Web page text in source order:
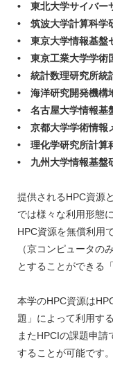
• 東北大学サイバー
• 筑波大学計算科学
• 東京大学情報基盤
• 東京工業大学学術
• 統計数理研究所統
• 海洋研究開発機構
• 名古屋大学情報基
• 京都大学学術情報
• 理化学研究所計算
• 九州大学情報基盤
提供されるHPC資源
では様々な利用形態
HPC資源を無償利用
（京コンピュータの
とすることができる
本学のHPC資源は
題」によって利用す
またHPCIの課題申請
することが可能です。